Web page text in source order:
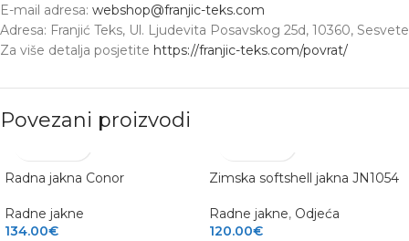
E-mail adresa: webshop@franjic-teks.com
Adresa: Franjić Teks, Ul. Ljudevita Posavskog 25d, 10360, Sesvete
Za više detalja posjetite https://franjic-teks.com/povrat/
Povezani proizvodi
Radna jakna Conor
Radne jakne
134.00€
Zimska softshell jakna JN1054
Radne jakne, Odjeća
120.00€